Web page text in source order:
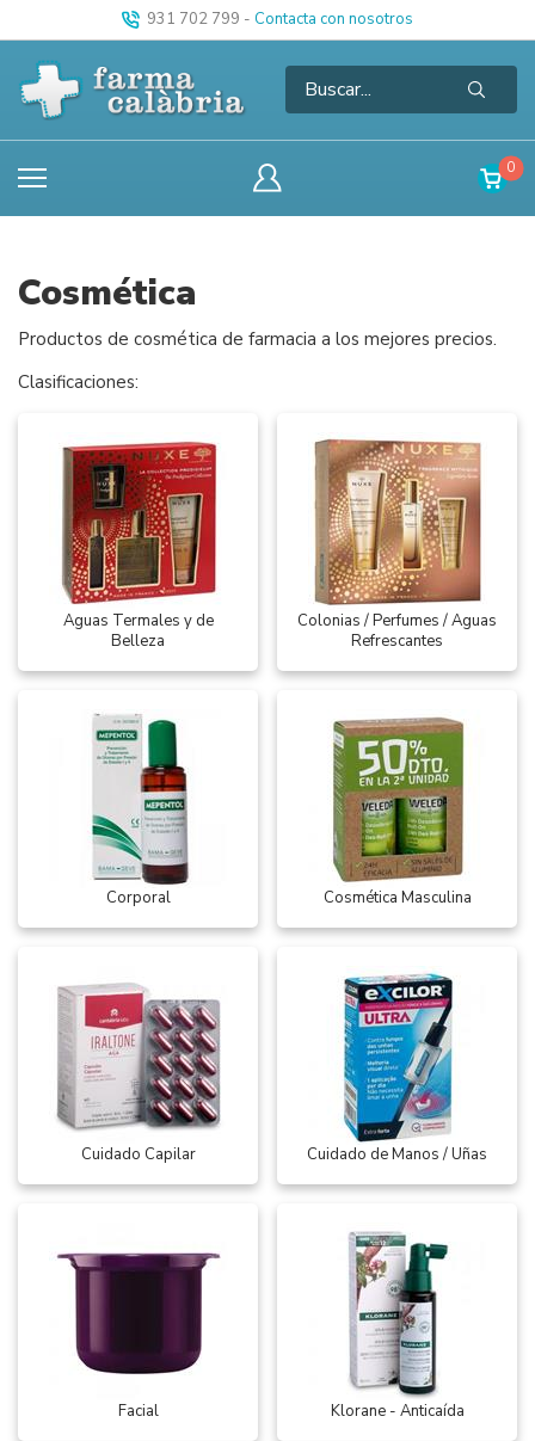
931 702 799 - Contacta con nosotros
0
Cosmética
Productos de cosmética de farmacia a los mejores precios.
Clasificaciones:
Aguas Termales y de
Belleza
Colonias / Perfumes / Aguas
Refrescantes
Corporal Cosmética Masculina
Cuidado Capilar Cuidado de Manos / Uñas
Facial Klorane - Anticaída